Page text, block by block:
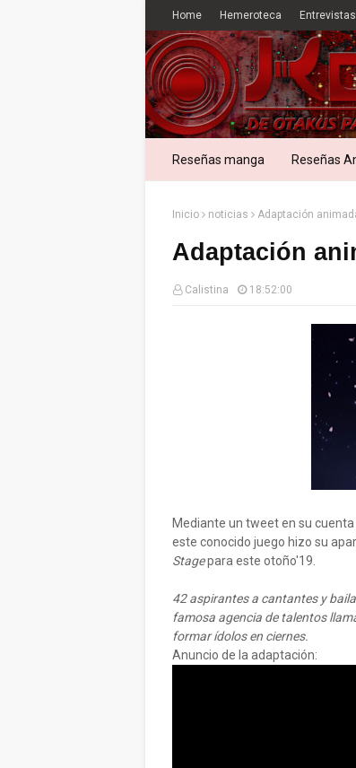
Home Hemeroteca Entrevistas
Reseñas manga Reseñas
Inicio noticias Adaptación
Adaptación
Calistina 18:52:00
Mediante un tweet en su
este conocido juego hizo su
Stagepara este otoño'19.
42 aspirantes a cantantes y
famosa agencia de talentos
formar ídolos en ciernes.
Anuncio de la adaptación: